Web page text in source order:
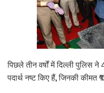
पिछले तीन वर्षों में दिल्ली
पदार्थ नष्ट किए हैं, जिनकी कीमत